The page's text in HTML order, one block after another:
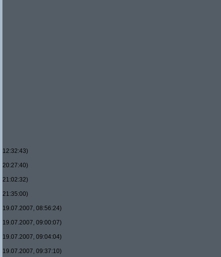
12:32:43)
20:27:40)
21:02:32)
21:35:00)
19.07.2007, 08:56:24)
19.07.2007, 09:00:07)
19.07.2007, 09:04:04)
19.07.2007, 09:37:10)